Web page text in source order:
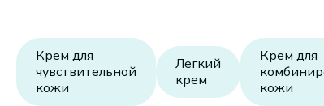
Крем для
чувствительной
кожи
Легкий
крем
Крем для
кожи